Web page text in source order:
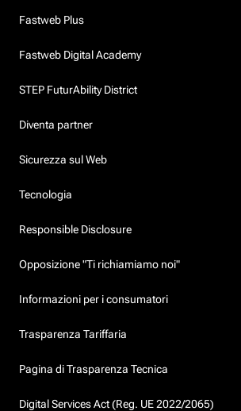
Fastweb Plus
Fastweb Digital Academy
STEP FuturAbility District
Diventa partner
Sicurezza sul Web
Tecnologia
Responsible Disclosure
Opposizione "Ti richiamiamo noi"
Informazioni per i consumatori
Trasparenza Tariffaria
Pagina di Trasparenza Tecnica
Digital Services Act (Reg. UE 2022/2065)